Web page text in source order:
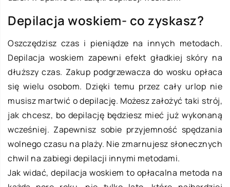
Depilacja woskiem- co zyskasz?
Oszczędzisz czas i pieniądze na innych metodach.
Depilacja woskiem zapewni efekt gładkiej skóry na
dłuższy czas. Zakup podgrzewacza do wosku opłaca
się wielu osobom. Dzięki temu przez cały urlop nie
musisz martwić o depilację. Możesz założyć taki strój,
jak chcesz, bo depilację będziesz mieć już wykonaną
wcześniej. Zapewnisz sobie przyjemność spędzania
wolnego czasu na plaży. Nie zmarnujesz słonecznych
chwil na zabiegi depilacji innymi metodami.
Jak widać, depilacja woskiem to opłacalna metoda na